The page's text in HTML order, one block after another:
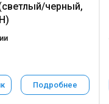
черный,
Подробнее